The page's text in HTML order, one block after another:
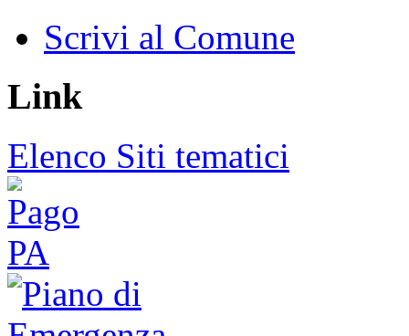
Scrivi al Comune
Link
Elenco Siti tematici